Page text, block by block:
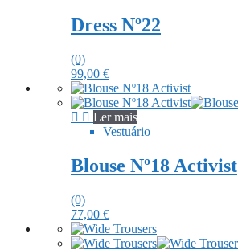
Dress Nº22
(0)
99,00 €
Ler mais
Vestuário
Blouse Nº18 Activist
(0)
77,00 €